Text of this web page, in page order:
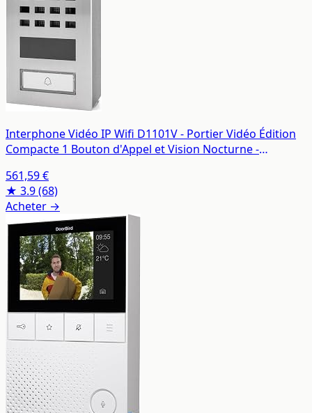
Interphone Vidéo IP Wifi D1101V - Portier Vidéo Édition
Compacte 1 Bouton d'Appel et Vision Nocturne -
Mouvement - Accessoires Inclus - Inox - Doorbird
561,59 €
★ 3.9(68)
Acheter →